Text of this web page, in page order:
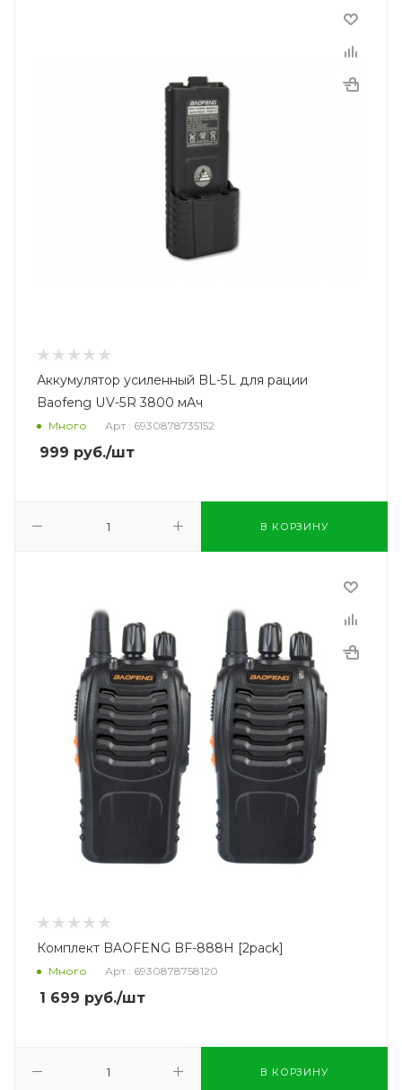
Аккумулятор усиленный BL-5L для рации
Baofeng UV-5R 3800 мАч
Много Арт.: 6930878735152
999 руб./шт
В КОРЗИНУ
Комплект BAOFENG BF-888H [2pack]
Много Арт.: 6930878758120
1 699 руб./шт
В КОРЗИНУ